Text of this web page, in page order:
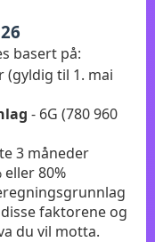
basert på:
(gyldig til 1. mai
- 6G (780 960
3 måneder
eller 80%
faktorene og
du vil motta.